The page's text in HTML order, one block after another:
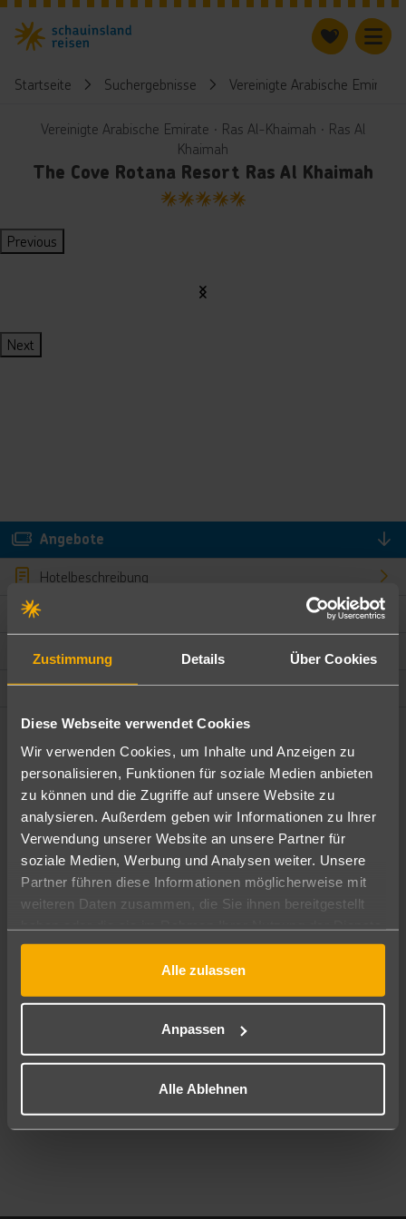
Zustimmung Details Über Cookies
Diese Webseite verwendet Cookies
Wir verwenden Cookies, um Inhalte und Anzeigen zu
personalisieren, Funktionen für soziale Medien anbieten
zu können und die Zugriffe auf unsere Website zu
analysieren. Außerdem geben wir Informationen zu Ihrer
Verwendung unserer Website an unsere Partner für
soziale Medien, Werbung und Analysen weiter. Unsere
Partner führen diese Informationen möglicherweise mit
weiteren Daten zusammen, die Sie ihnen bereitgestellt
gesammelt haben.
Alle zulassen
Anpassen
Alle Ablehnen
Startseite Suchergebnisse Vereinigte Arabische Emirate
Vereinigte Arabische Emirate ∙ Ras Al-Khaimah ∙ Ras Al
Khaimah
The Cove Rotana Resort Ras Al Khaimah
5
Previous
Next
Angebote
Hotelbeschreibung
Hotelmerkmale
Bewertungen
Lage und Umgebung
Angebote filtern
Ändere die Kriterien nach deinen Wünschen
Pauschal Nur Hotel
Abflughafen
Reisezeitraum
08.08.26–06.08.27 7-21 Nächte
2 Erwachsene Keine Kinder